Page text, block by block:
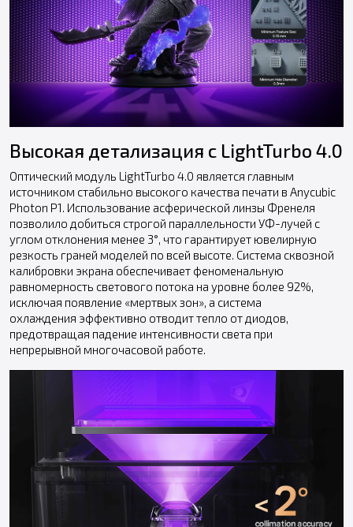
Высокая детализация с LightTurbo 4.0
Оптический модуль LightTurbo 4.0 является главным
источником стабильно высокого качества печати в Anycubic
Photon P1. Использование асферической линзы Френеля
позволило добиться строгой параллельности УФ-лучей с
углом отклонения менее 3°, что гарантирует ювелирную
резкость граней моделей по всей высоте. Система сквозной
калибровки экрана обеспечивает феноменальную
равномерность светового потока на уровне более 92%,
исключая появление «мертвых зон», а система
охлаждения эффективно отводит тепло от диодов,
предотвращая падение интенсивности света при
непрерывной многочасовой работе.